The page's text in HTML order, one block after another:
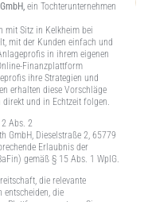
ein Tochterunternehmen
mit Sitz in Kelkheim bei
mit der Kunden einfach und
in ihrem eigenen
Finanzplattform
ihre Strategien und
erhalten diese Vorschläge
direkt und in Echtzeit folgen.
Abs. 2
GmbH, Dieselstraße 2, 65779
Erlaubnis der
gemäß § 15 Abs. 1 WpIG.
die relevante
entscheiden, die